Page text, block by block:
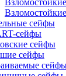
сейфы
сейфы
сейфы
сейфы